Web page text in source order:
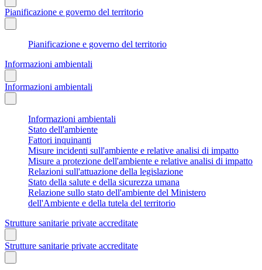
Pianificazione e governo del territorio
Pianificazione e governo del territorio
Informazioni ambientali
Informazioni ambientali
Informazioni ambientali
Stato dell'ambiente
Fattori inquinanti
Misure incidenti sull'ambiente e relative analisi di impatto
Misure a protezione dell'ambiente e relative analisi di impatto
Relazioni sull'attuazione della legislazione
Stato della salute e della sicurezza umana
Relazione sullo stato dell'ambiente del Ministero
dell'Ambiente e della tutela del territorio
Strutture sanitarie private accreditate
Strutture sanitarie private accreditate